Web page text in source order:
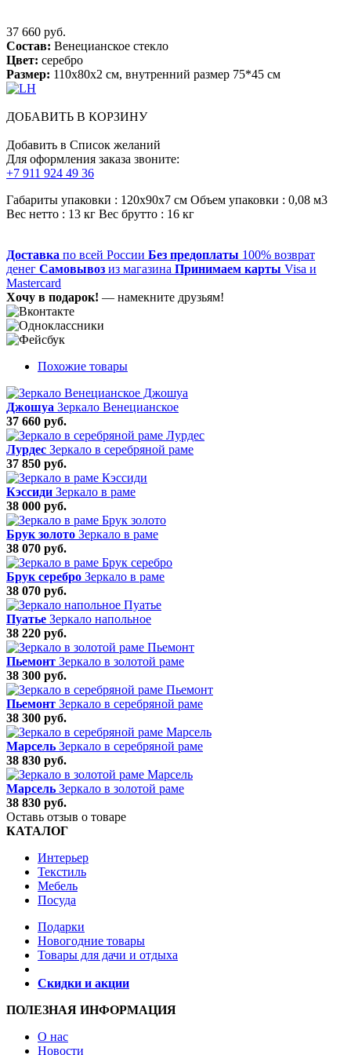
37 660 руб.
Состав: Венецианское стекло
Цвет: серебро
Размер: 110х80х2 см, внутренний размер 75*45 см
ДОБАВИТЬ В КОРЗИНУ
Добавить в Список желаний
Для оформления заказа звоните:
+7 911 924 49 36
Габариты упаковки : 120х90х7 см Объем упаковки : 0,08 м3
Вес нетто : 13 кг Вес брутто : 16 кг
Доставка по всей России Без предоплаты 100% возврат
денег Самовывоз из магазина Принимаем карты Visa и
Mastercard
Хочу в подарок! — намекните друзьям!
Похожие товары
Джошуа Зеркало Венецианское
37 660 руб.
Лурдес Зеркало в серебряной раме
37 850 руб.
Кэссиди Зеркало в раме
38 000 руб.
Брук золото Зеркало в раме
38 070 руб.
Брук серебро Зеркало в раме
38 070 руб.
Пуатье Зеркало напольное
38 220 руб.
Пьемонт Зеркало в золотой раме
38 300 руб.
Пьемонт Зеркало в серебряной раме
38 300 руб.
Марсель Зеркало в серебряной раме
38 830 руб.
Марсель Зеркало в золотой раме
38 830 руб.
Оставь отзыв о товаре
КАТАЛОГ
Интерьер
Текстиль
Мебель
Посуда
Подарки
Новогодние товары
Товары для дачи и отдыха
Скидки и акции
ПОЛЕЗНАЯ ИНФОРМАЦИЯ
О нас
Новости